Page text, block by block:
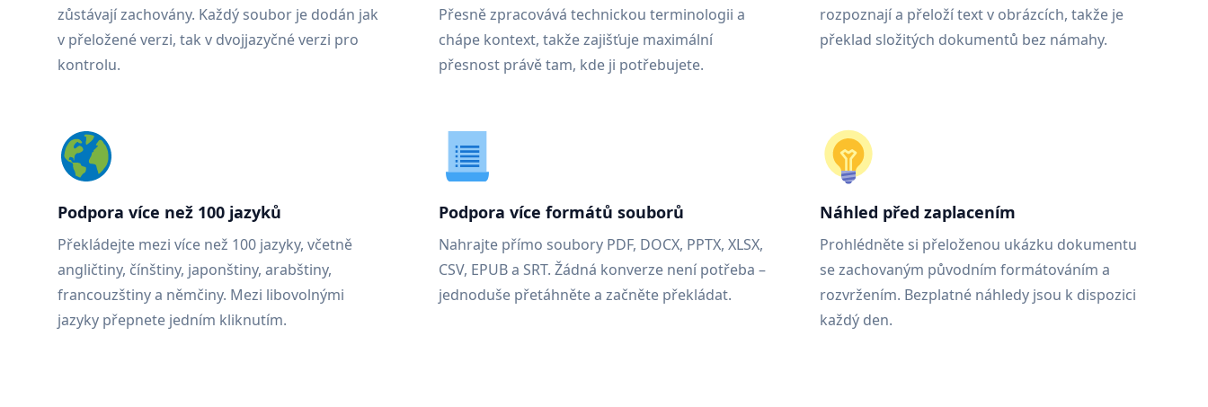
zůstávají zachovány. Každý soubor je dodán jak
v přeložené verzi, tak v dvojjazyčné verzi pro
kontrolu.
Přesně zpracovává technickou terminologii a
chápe kontext, takže zajišťuje maximální
přesnost právě tam, kde ji potřebujete.
rozpoznají a přeloží text v obrázcích, takže je
překlad složitých dokumentů bez námahy.
Podpora více než 100 jazyků
Překládejte mezi více než 100 jazyky, včetně
angličtiny, čínštiny, japonštiny, arabštiny,
francouzštiny a němčiny. Mezi libovolnými
jazyky přepnete jedním kliknutím.
Podpora více formátů souborů
Nahrajte přímo soubory PDF, DOCX, PPTX, XLSX,
CSV, EPUB a SRT. Žádná konverze není potřeba –
jednoduše přetáhněte a začněte překládat.
Náhled před zaplacením
Prohlédněte si přeloženou ukázku dokumentu
se zachovaným původním formátováním a
rozvržením. Bezplatné náhledy jsou k dispozici
každý den.